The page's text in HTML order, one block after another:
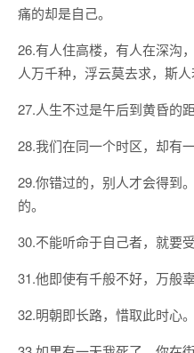
痛的却是自己。
26.有人住高楼，有人在深沟
人万千种，浮云莫去求，斯人
27.人生不过是午后到黄昏的
28.我们在同一个时区，却有
29.你错过的，别人才会得到
的。
30.不能听命于自己者，就要受
31.他即使有千般不好，万般
32.明朝即长路，惜取此时心。